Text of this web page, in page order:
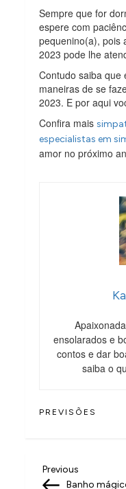
Sempre que for
espere com
pequenino(a), pois
2023 pode lhe
Contudo saiba que
maneiras de se
2023. E por aqui
Confira mais
especialistas em
amor no próximo
ensolarados e
contos e dar
saiba o
PREVISÕES
N
Previous
Post
Previous
Banho